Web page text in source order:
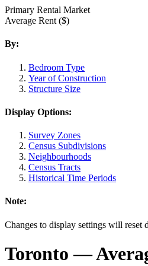
Primary Rental Market
Average Rent ($)
By:
Bedroom Type
Year of Construction
Structure Size
Display Options:
Survey Zones
Census Subdivisions
Neighbourhoods
Census Tracts
Historical Time Periods
Note:
Changes to display settings will reset
Toronto—